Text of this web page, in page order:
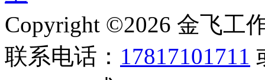
Copyright ©2026 金飞工
联系电话： 17817101711